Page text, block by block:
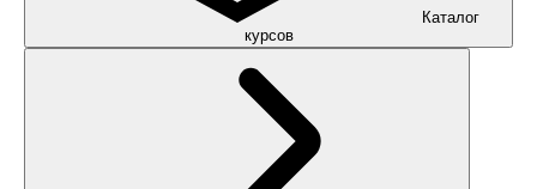
Каталог
курсов